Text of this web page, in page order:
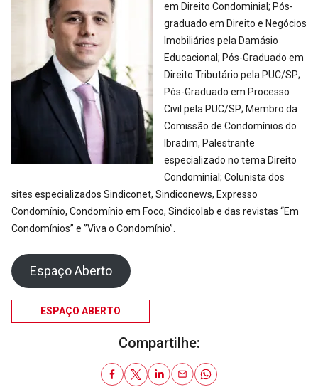
em Direito Condominial; Pós-
graduado em Direito e Negócios
Imobiliários pela Damásio
Educacional; Pós-Graduado em
Direito Tributário pela PUC/SP;
Pós-Graduado em Processo
Civil pela PUC/SP; Membro da
Comissão de Condomínios do
Ibradim, Palestrante
especializado no tema Direito
Condominial; Colunista dos
sites especializados Sindiconet, Sindiconews, Expresso
Condomínio, Condomínio em Foco, Sindicolab e das revistas “Em
Condomínios” e ”Viva o Condomínio”.
Espaço Aberto
ESPAÇO ABERTO
Compartilhe: